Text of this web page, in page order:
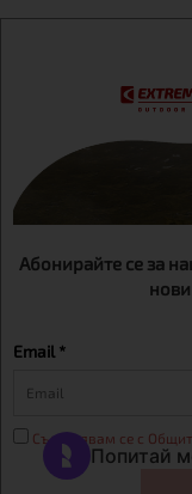
Абонирайте се за
Email *
Съгласявам се с
гр. София,